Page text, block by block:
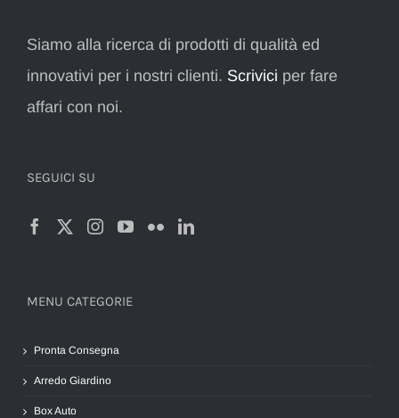
Siamo alla ricerca di prodotti di qualità ed
innovativi per i nostri clienti. Scrivici per fare
affari con noi.
SEGUICI SU
MENU CATEGORIE
Pronta Consegna
Arredo Giardino
Box Auto